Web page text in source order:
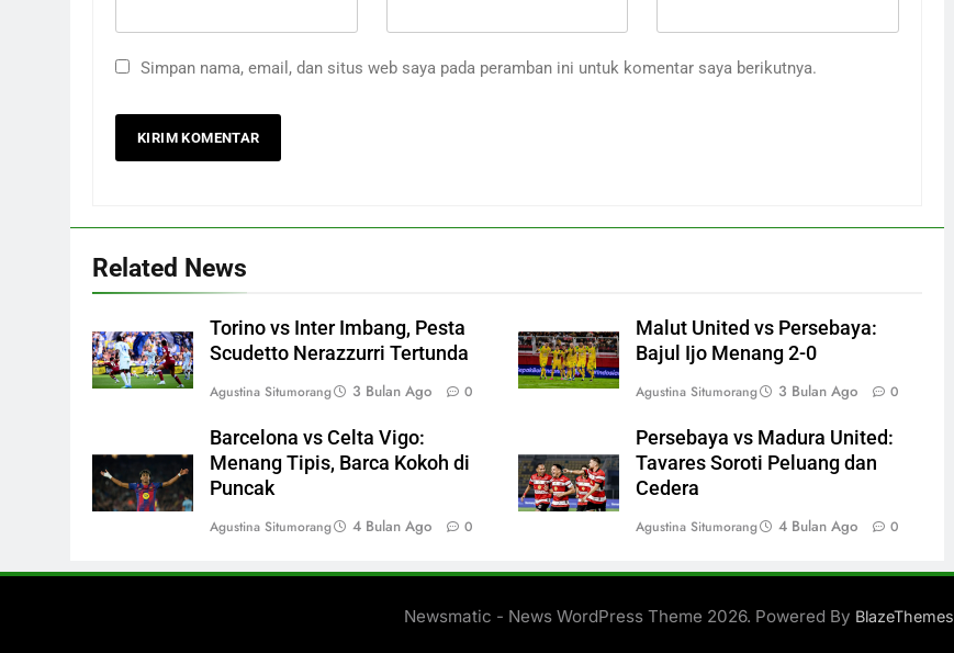
Simpan nama, email, dan situs web saya pada peramban ini untuk komentar saya berikutnya.
Related News
Torino vs Inter Imbang, Pesta
Scudetto Nerazzurri Tertunda
Agustina Situmorang 3 Bulan Ago 0
Malut United vs Persebaya:
Bajul Ijo Menang 2-0
Agustina Situmorang 3 Bulan Ago 0
Barcelona vs Celta Vigo:
Menang Tipis, Barca Kokoh di
Puncak
Agustina Situmorang 4 Bulan Ago 0
Persebaya vs Madura United:
Tavares Soroti Peluang dan
Cedera
Agustina Situmorang 4 Bulan Ago 0
Newsmatic - News WordPress Theme 2026. Powered By BlazeThemes